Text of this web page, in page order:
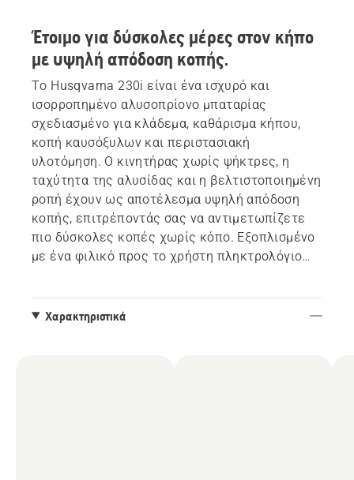
Έτοιμο για δύσκολες μέρες στον κήπο
με υψηλή απόδοση κοπής.
Το Husqvarna 230i είναι ένα ισχυρό και
ισορροπημένο αλυσοπρίονο μπαταρίας
σχεδιασμένο για κλάδεμα, καθάρισμα κήπου,
κοπή καυσόξυλων και περιστασιακή
υλοτόμηση. Ο κινητήρας χωρίς ψήκτρες, η
ταχύτητα της αλυσίδας και η βελτιστοποιημένη
ροπή έχουν ως αποτέλεσμα υψηλή απόδοση
κοπής, επιτρέποντάς σας να αντιμετωπίζετε
πιο δύσκολες κοπές χωρίς κόπο. Εξοπλισμένο
με ένα φιλικό προς το χρήστη πληκτρολόγιο
Με χαμηλό θόρυβο και κραδασμούς, το 230i
Χαρακτηριστικά